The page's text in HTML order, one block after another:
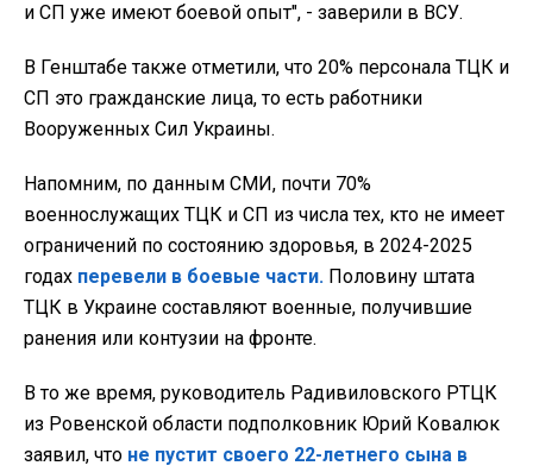
и СП уже имеют боевой опыт", - заверили в ВСУ.
В Генштабе также отметили, что 20% персонала ТЦК и
СП это гражданские лица, то есть работники
Вооруженных Сил Украины.
Напомним, по данным СМИ, почти 70%
военнослужащих ТЦК и СП из числа тех, кто не имеет
ограничений по состоянию здоровья, в 2024-2025
годах перевели в боевые части. Половину штата
ТЦК в Украине составляют военные, получившие
ранения или контузии на фронте.
В то же время, руководитель Радивиловского РТЦК
из Ровенской области подполковник Юрий Ковалюк
заявил, что не пустит своего 22-летнего сына в